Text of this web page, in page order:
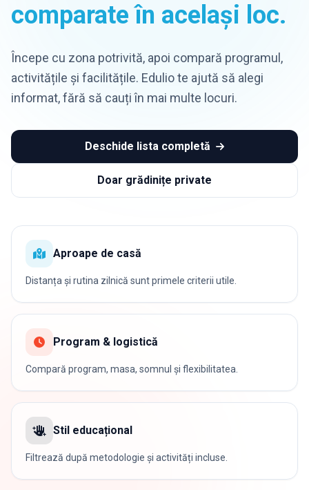
comparate în același loc.
Începe cu zona potrivită, apoi compară programul,
activitățile și facilitățile. Edulio te ajută să alegi
informat, fără să cauți în mai multe locuri.
Deschide lista completă
Doar grădinițe private
Aproape de casă
Distanța și rutina zilnică sunt primele criterii utile.
Program & logistică
Compară program, masa, somnul și flexibilitatea.
Stil educațional
Filtrează după metodologie și activități incluse.